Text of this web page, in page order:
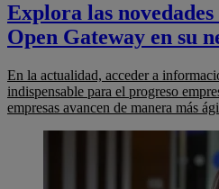
Explora las
Open Gateway en su
En la actualidad, acceder a
indispensable para el progreso
empresas avancen de manera más